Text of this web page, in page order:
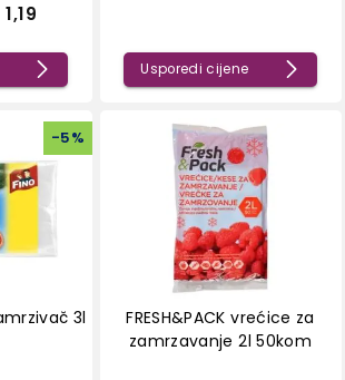
1,19
Usporedi cijene
-5%
3l
FRESH&PACK vrećice za
zamrzavanje 2l 50kom